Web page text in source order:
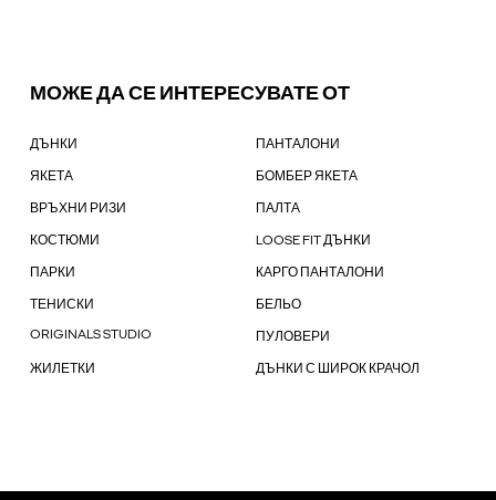
МОЖЕ ДА СЕ ИНТЕРЕСУВАТЕ ОТ
ДЪНКИ ПАНТАЛОНИ
ЯКЕТА БОМБЕР ЯКЕТА
ВРЪХНИ РИЗИ ПАЛТА
КОСТЮМИ LOOSE FIT ДЪНКИ
ПАРКИ КАРГО ПАНТАЛОНИ
ТЕНИСКИ БЕЛЬО
ORIGINALS STUDIO ПУЛОВЕРИ
ЖИЛЕТКИ ДЪНКИ С ШИРОК КРАЧОЛ